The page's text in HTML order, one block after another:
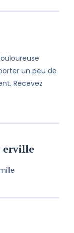
un peu de
Recevez
erville